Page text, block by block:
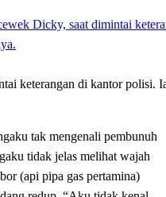
keterangan di kantor polisi.
tak mengenali pembunuh
tidak jelas melihat wajah
(api pipa gas pertamina)